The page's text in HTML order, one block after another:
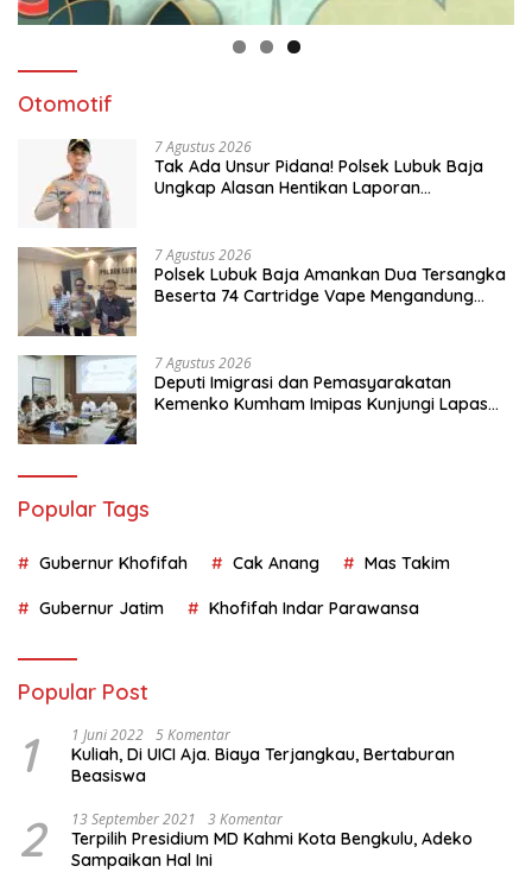
Otomotif
7 Agustus 2026
Tak Ada Unsur Pidana! Polsek Lubuk Baja
Ungkap Alasan Hentikan Laporan
7 Agustus 2026
Polsek Lubuk Baja Amankan Dua Tersangka
Beserta 74 Cartridge Vape Mengandung
7 Agustus 2026
Deputi Imigrasi dan Pemasyarakatan
Kemenko Kumham Imipas Kunjungi Lapas
Popular Tags
Gubernur Khofifah Cak Anang Mas Takim
Gubernur Jatim Khofifah Indar Parawansa
Popular Post
1 1 Juni 2022 5 Komentar
Kuliah, Di UICI Aja. Biaya Terjangkau, Bertaburan
Beasiswa
2 13 September 2021 3 Komentar
Terpilih Presidium MD Kahmi Kota Bengkulu, Adeko
Sampaikan Hal Ini